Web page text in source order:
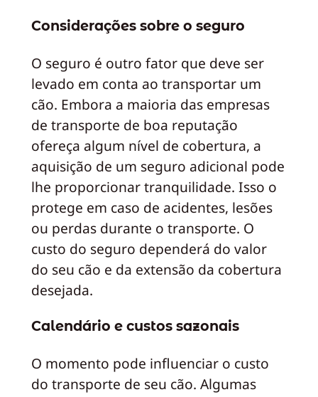
Considerações sobre o seguro
O seguro é outro fator que deve ser
levado em conta ao transportar um
cão. Embora a maioria das empresas
de transporte de boa reputação
ofereça algum nível de cobertura, a
aquisição de um seguro adicional pode
lhe proporcionar tranquilidade. Isso o
protege em caso de acidentes, lesões
ou perdas durante o transporte. O
custo do seguro dependerá do valor
do seu cão e da extensão da cobertura
desejada.
Calendário e custos sazonais
O momento pode influenciar o custo
do transporte de seu cão. Algumas